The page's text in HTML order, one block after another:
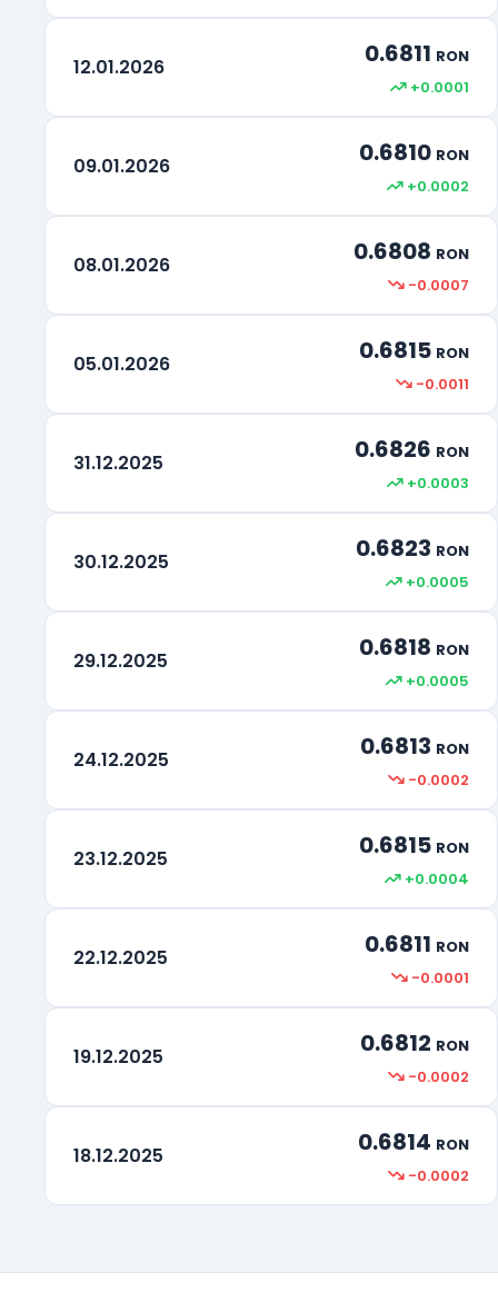
12.01.2026 0.6811 RON
+0.0001
09.01.2026 0.6810 RON
+0.0002
08.01.2026 0.6808 RON
-0.0007
05.01.2026 0.6815 RON
-0.0011
31.12.2025 0.6826 RON
+0.0003
30.12.2025 0.6823 RON
+0.0005
29.12.2025 0.6818 RON
+0.0005
24.12.2025 0.6813 RON
-0.0002
23.12.2025 0.6815 RON
+0.0004
22.12.2025 0.6811 RON
-0.0001
19.12.2025 0.6812 RON
-0.0002
18.12.2025 0.6814 RON
-0.0002